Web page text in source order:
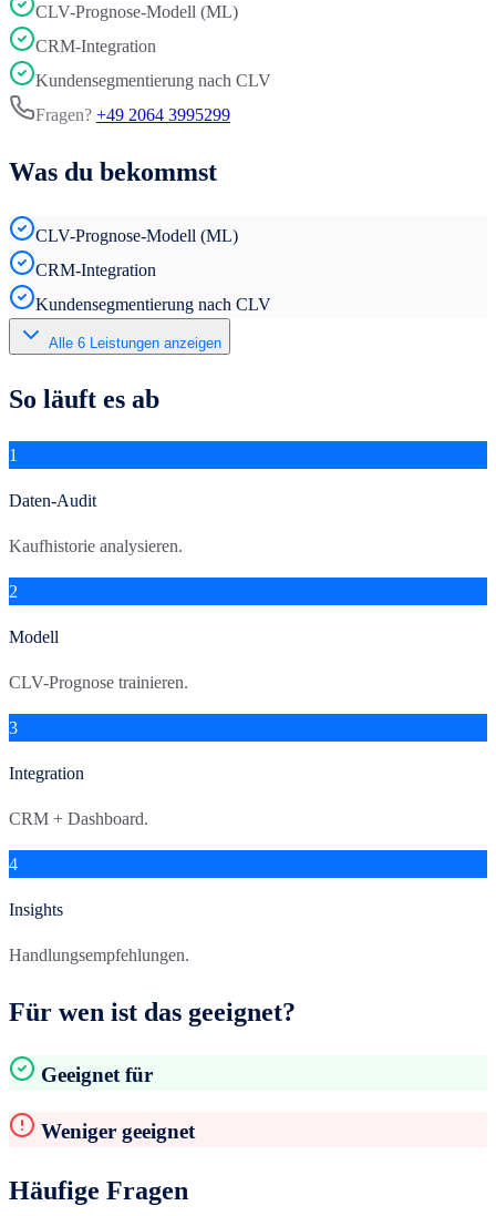
CLV-Prognose-Modell (ML)
CRM-Integration
Kundensegmentierung nach CLV
Fragen? +49 2064 3995299
Was du bekommst
CLV-Prognose-Modell (ML)
CRM-Integration
Kundensegmentierung nach CLV
Alle 6 Leistungen anzeigen
So läuft es ab
1
Daten-Audit
Kaufhistorie analysieren.
2
Modell
CLV-Prognose trainieren.
3
Integration
CRM + Dashboard.
4
Insights
Handlungsempfehlungen.
Für wen ist das geeignet?
Geeignet für
Weniger geeignet
Häufige Fragen